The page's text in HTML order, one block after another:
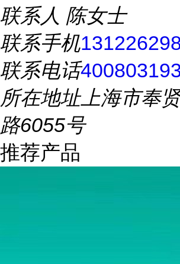
联系人 陈女士
联系手机
联系电话
所在地址上海市奉
路6055号
推荐产品